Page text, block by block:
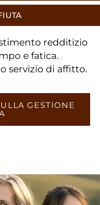
e di tutti gli altri
In
la vostra
redditizio
e fatica.
servizio di affitto.
GESTIONE